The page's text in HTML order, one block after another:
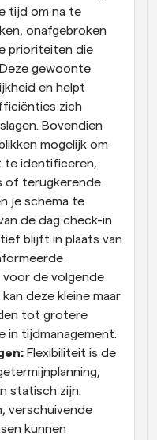
tijd om na te
onafgebroken
prioriteiten die
gewoonte
en helpt
zich
Bovendien
mogelijk om
te identificeren,
of terugkerende
je schema te
de dag check-in
blijft in plaats van
voor de volgende
deze kleine maar
tot grotere
in tijdmanagement.
Flexibiliteit is de
statisch zijn.
verschuivende
kunnen